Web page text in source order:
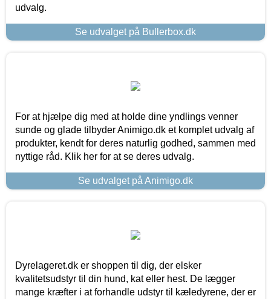
udvalg.
Se udvalget på Bullerbox.dk
For at hjælpe dig med at holde dine yndlings venner
sunde og glade tilbyder Animigo.dk et komplet udvalg af
produkter, kendt for deres naturlig godhed, sammen med
nyttige råd. Klik her for at se deres udvalg.
Se udvalget på Animigo.dk
Dyrelageret.dk er shoppen til dig, der elsker
kvalitetsudstyr til din hund, kat eller hest. De lægger
mange kræfter i at forhandle udstyr til kæledyrene, der er